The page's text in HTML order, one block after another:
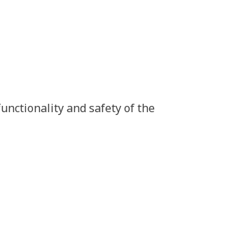
and safety of the